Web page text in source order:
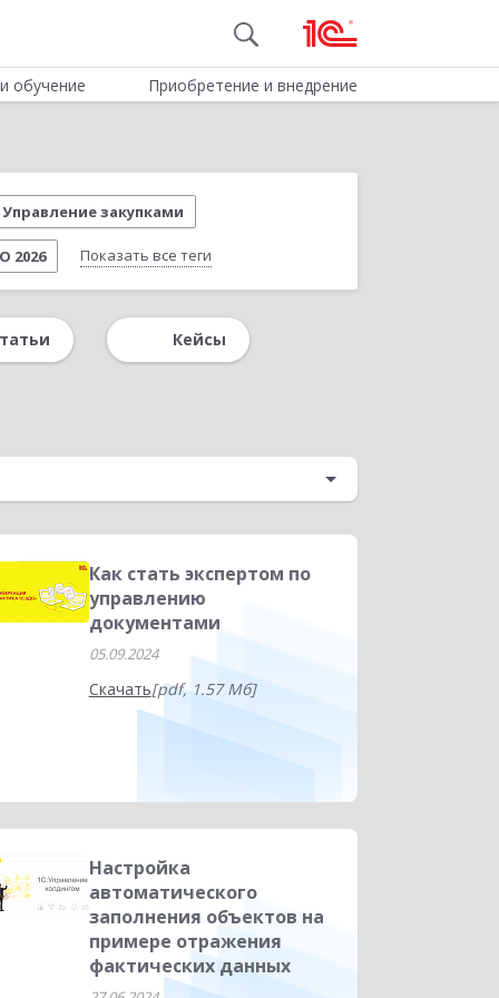
обучение Приобретение и внедрение
Управление закупками
2026 Показать все теги
документооборот Доклады клиентов
Управленческая отчетность
HORECA Дистанционное обучение
Кейсы
Как стать экспертом по
управлению
документами
05.09.2024
Скачать[pdf, 1.57 Мб]
Настройка
автоматического
заполнения объектов на
примере отражения
фактических данных